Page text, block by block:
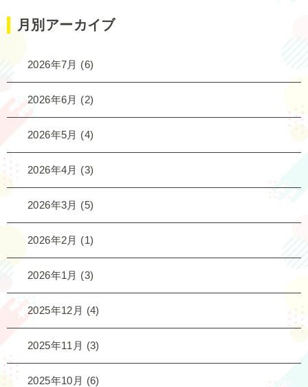
月別アーカイブ
2026年7月 (6)
2026年6月 (2)
2026年5月 (4)
2026年4月 (3)
2026年3月 (5)
2026年2月 (1)
2026年1月 (3)
2025年12月 (4)
2025年11月 (3)
2025年10月 (6)